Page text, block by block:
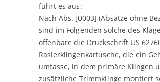
führt es aus:
Nach Abs. [0003] (Absätze ohne
sind im Folgenden solche des
offenbare die Druckschrift US
Rasierklingenkartusche, die ein
umfasse, in dem primäre Klingen
zusätzliche Trimmklinge montiert